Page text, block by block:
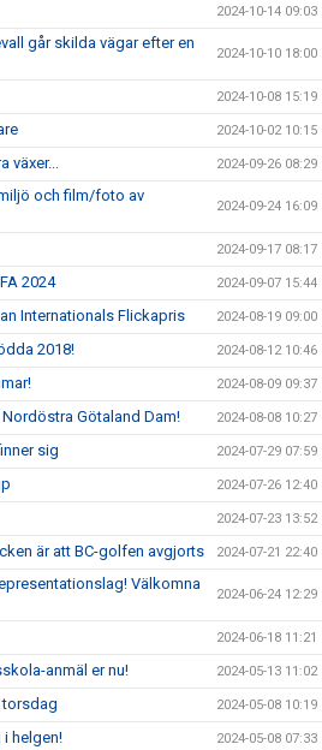
2024-10-14 09:03
går skilda vägar efter en
2024-10-10 18:00
2024-10-08 15:19
2024-10-02 10:15
växer... 2024-09-26 08:29
och film/foto av
2024-09-24 16:09
2024-09-17 08:17
2024 2024-09-07 15:44
Internationals Flickapris 2024-08-19 09:00
2018! 2024-08-12 10:46
2024-08-09 09:37
Götaland Dam! 2024-08-08 10:27
sig 2024-07-29 07:59
2024-07-26 12:40
2024-07-23 13:52
är att BC-golfen avgjorts 2024-07-21 22:40
Välkomna
2024-06-24 12:29
2024-06-18 11:21
anmäl er nu! 2024-05-13 11:02
2024-05-08 10:19
i helgen! 2024-05-08 07:33